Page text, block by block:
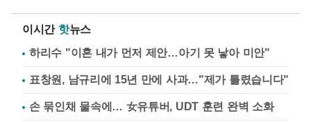
이시간 핫뉴스
하리수 "이혼 내가 먼저 제안…아기 못 낳아 미안"
표창원, 남규리에 15년 만에 사과…"제가 틀렸습니다"
손 묶인채 물속에… 女유튜버, UDT 훈련 완벽 소화